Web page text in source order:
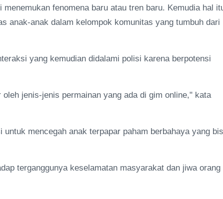
fenomena baru atau tren baru. Kemudia hal
anak-anak dalam kelompok komunitas yang tumbuh dari
yang kemudian didalami polisi karena berpotensi
jenis-jenis permainan yang ada di gim online," kata
mencegah anak terpapar paham berbahaya yang
terganggunya keselamatan masyarakat dan jiwa orang